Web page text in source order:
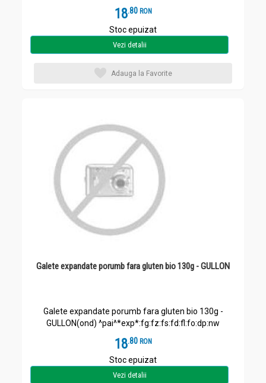
18.8 RON
Stoc epuizat
Vezi detalii
Adauga la Favorite
Galete expandate porumb fara gluten bio 130g - GULLON
Galete expandate porumb fara gluten bio 130g -
GULLON(ond) ^pai^*exp*:fg:fz:fs:fd:fl:fo:dp:nw
18.8 RON
Stoc epuizat
Vezi detalii